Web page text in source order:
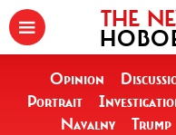
THE
Opinion
Portrait
Navalny
Trump